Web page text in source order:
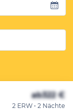
ab322 €
2 ERW • 2 Nächte